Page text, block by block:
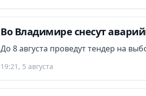
Во Владимире снесут
До 8 августа проведут тендер на
19:21, 5 августа